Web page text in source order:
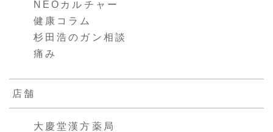
NEOカルチャー
健康コラム
杉田浩のガン相談
痛み
店舗
大慶堂漢方薬局